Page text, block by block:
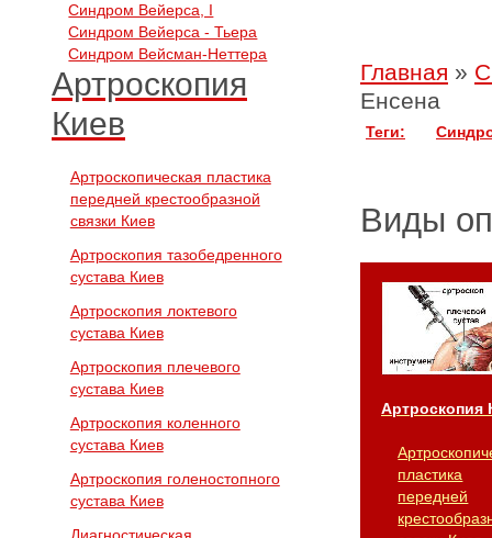
Синдром Вейерса, I
Синдром Вейерса - Тьера
Синдром Вейсман-Неттера
Артроскопия
Киев
Артроскопическая пластика
передней крестообразной
связки Киев
Артроскопия тазобедренного
сустава Киев
Артроскопия локтевого
сустава Киев
Артроскопия плечевого
сустава Киев
Артроскопия коленного
сустава Киев
Артроскопия голеностопного
сустава Киев
Главная »
Енсена
Теги:
Виды
Артроскопия
пластика
передней